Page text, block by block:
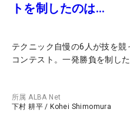
トを制したのは…
テクニック自慢の6人が技を競
コンテスト。一発勝負を制し
所属ALBA Net
下村 耕平 / Kohei Shimomura